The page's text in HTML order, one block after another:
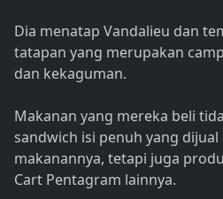
Dia menatap Vandalieu dan
tatapan yang merupakan
dan kekaguman.
Makanan yang mereka beli
sandwich isi penuh yang
makanannya, tetapi juga
Cart Pentagram lainnya.